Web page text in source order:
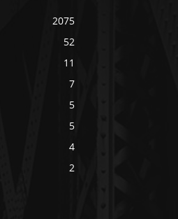
2075
52
11
7
5
5
4
2